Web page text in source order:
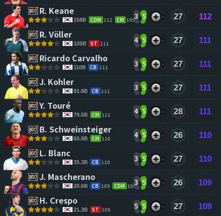
R. Keane
158B CDM 112 CM 1093 5 27 112
R. Völler
105B ST 111 4 5 27 111
Ricardo Carvalho
110B CB 111 3 5 27 111
J. Kohler
91.8B CB 111 3 5 27 111
Y. Touré
79.5B CM 111 4 5 28 111
B. Schweinsteiger
60.8B CM 110 4 5 26 110
L. Blanc
35.3B CB 110 3 5 27 110
J. Mascherano
20.6B CB 109 CDM 1093 5 26 109
H. Crespo
21.3B ST 109 5 5 27 109